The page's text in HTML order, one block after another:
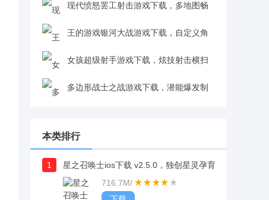
略搞贸易成商业领袖v1.2 安卓版
现代愤怒罢工射击游戏下载，多地图畅
吃鸡超带感v1.1 安卓版
王的游戏银河大战游戏下载，自定义角
色战趣十足v3.0.0 中文版
女孩超级射手游戏下载，炫技射击横扫
怪物v1.1.11 安卓版
多边形战士之战游戏下载，潜能爆发制
本类排行
1
716.7M/